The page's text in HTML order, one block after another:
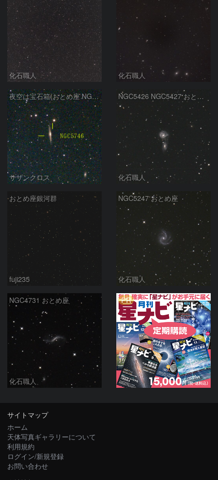
化石職人 化石職人
夜空は宝石箱(おとめ座 NGC5746) Seestar50
サザンクロス
NGC5426 NGC5427 おとめ座
化石職人
おとめ座銀河群
fuji235
NGC5247 おとめ座
化石職人
NGC4731 おとめ座
化石職人
PR
サイトマップ
ホーム
天体写真ギャラリーについて
利用規約
ログイン/新規登録
お問い合わせ